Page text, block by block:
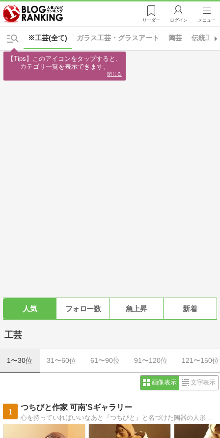
リーダー ログイン メニュー
※工芸(全て) ガラス工芸・グラスアート 陶芸 伝統工芸
人気 フォロー数 急上昇 新着
工芸
1〜30位 31〜60位 61〜90位 91〜120位 121〜150位
画像表示 文字表示
1
つちびと作家 可南’Sギャラリー
心を持っていればいいなあと『つちびと』と名づけた陶器の人形を作る作家 可南（カナン）のブログです。制作経過の詳細、焼成後の作品、更に作品への想いなど日々綴ります。
【Tips】このアイコンをタップすると、
カテゴリ一覧を表示できます。
閉じる